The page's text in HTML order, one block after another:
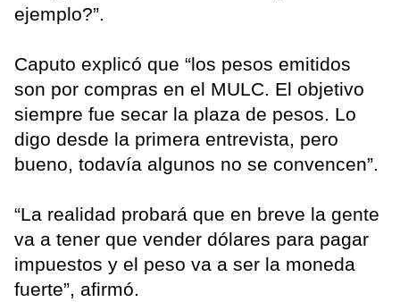
ejemplo?”.
Caputo explicó que “los pesos emitidos
son por compras en el MULC. El objetivo
siempre fue secar la plaza de pesos. Lo
digo desde la primera entrevista, pero
bueno, todavía algunos no se convencen”.
“La realidad probará que en breve la gente
va a tener que vender dólares para pagar
impuestos y el peso va a ser la moneda
fuerte”, afirmó.